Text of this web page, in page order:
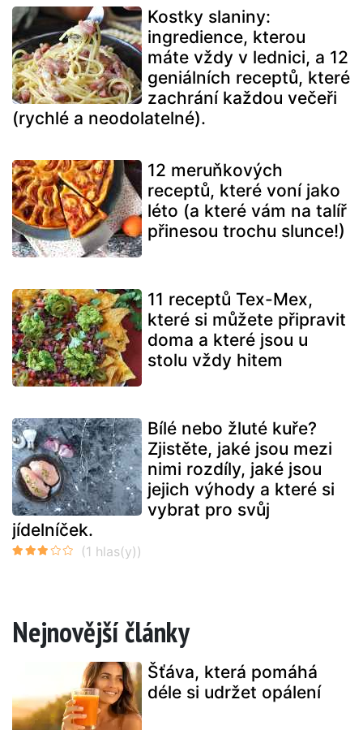
Kostky slaniny:
ingredience, kterou
máte vždy v lednici, a 12
geniálních receptů, které
zachrání každou večeři
(rychlé a neodolatelné).
12 meruňkových
receptů, které voní jako
léto (a které vám na talíř
přinesou trochu slunce!)
11 receptů Tex-Mex,
které si můžete připravit
doma a které jsou u
stolu vždy hitem
Bílé nebo žluté kuře?
Zjistěte, jaké jsou mezi
nimi rozdíly, jaké jsou
jejich výhody a které si
vybrat pro svůj
jídelníček.
Nejnovější články
Šťáva, která pomáhá
déle si udržet opálení